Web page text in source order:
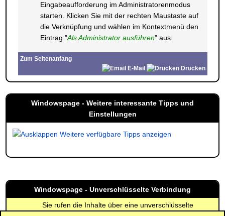
Eingabeaufforderung im Administratorenmodus
starten. Klicken Sie mit der rechten Maustaste auf
die Verknüpfung und wählen im Kontextmenü den
Eintrag "Als Administrator ausführen" aus.
Zum Seitenanfang
E-Mail
Drucken
Windowspage - Weitere interessante Tipps und
Einstellungen
Weitere verfügbare Tipps anzeigen
Windowspage - Unverschlüsselte Verbindung
Sie rufen die Inhalte über eine unverschlüsselte